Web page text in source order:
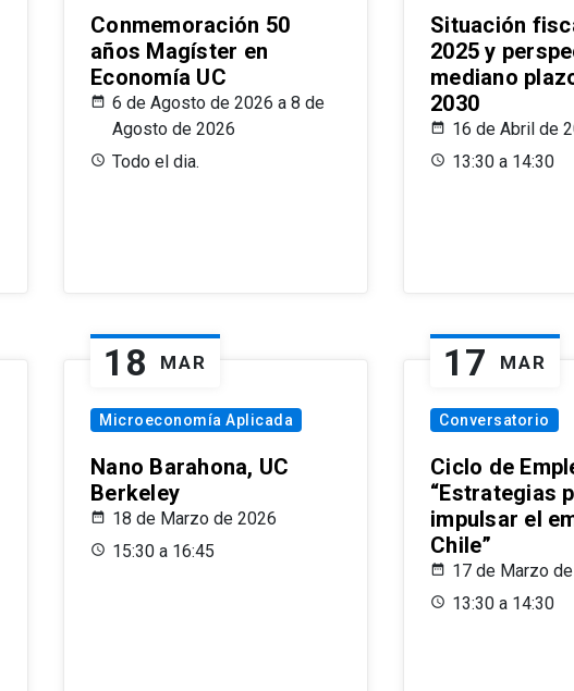
Conmemoración 50
años Magíster en
Economía UC
6 de Agosto de 2026 a 8 de
Agosto de 2026
Todo el dia.
Situación
2025 y
mediano
2030
16 de Abril de
13:30 a 14:30
18 MAR
Microeconomía Aplicada
Nano Barahona, UC
Berkeley
18 de Marzo de 2026
15:30 a 16:45
17 MAR
Conversatorio
Ciclo de
“Estrategias
impulsar el
Chile”
17 de Marzo
13:30 a 14:30